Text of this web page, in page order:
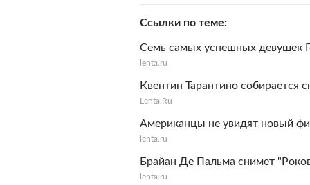
Ссылки по теме
Семь самых успешных девушек
lenta.ru
Квентин Тарантино
Lenta.Ru
Американцы не увидят новый
lenta.ru
Брайан Де Пальма снимет
lenta.ru